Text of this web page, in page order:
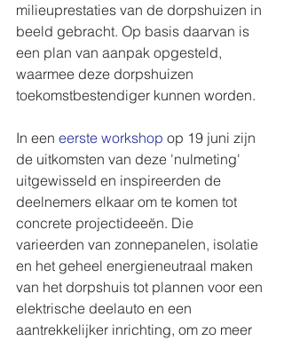
milieuprestaties van de dorpshuizen in
beeld gebracht. Op basis daarvan is
een plan van aanpak opgesteld,
waarmee deze dorpshuizen
toekomstbestendiger kunnen worden.
In een eerste workshop op 19 juni zijn
de uitkomsten van deze 'nulmeting'
uitgewisseld en inspireerden de
deelnemers elkaar om te komen tot
concrete projectideeën. Die
varieerden van zonnepanelen, isolatie
en het geheel energieneutraal maken
van het dorpshuis tot plannen voor een
elektrische deelauto en een
aantrekkelijker inrichting, om zo meer